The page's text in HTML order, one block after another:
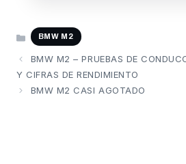
CATEGORÍAS
BMW M2
BMW M2 – PRUEBAS DE
Y CIFRAS DE RENDIMIENTO
BMW M2 CASI AGOTADO